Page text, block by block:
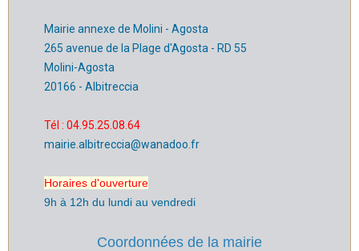
Mairie annexe de Molini - Agosta
265 avenue de la Plage d'Agosta - RD 55
Molini-Agosta
20166 - Albitreccia
Tél : 04.95.25.08.64
mairie.albitreccia@wanadoo.fr
Horaires d'ouverture
9h à 12h du lundi au vendredi
Coordonnées de la mairie